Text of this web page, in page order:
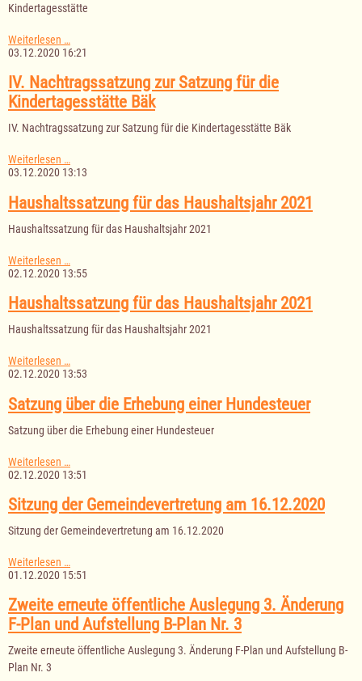
Kindertagesstätte
Weiterlesen …
Nachtragssatzung
Gebührensatzung
der
gemeindlichen
03.12.2020 16:21
IV. Nachtragssatzung zur Satzung für die
Kindertagesstätte Bäk
IV. Nachtragssatzung zur Satzung für die Kindertagesstätte Bäk
Weiterlesen …IV.
Nachtragssatzung
Satzung
für
die
Kindertagesstätte
03.12.2020 13:13
Haushaltssatzung für das Haushaltsjahr 2021
Haushaltssatzung für das Haushaltsjahr 2021
Weiterlesen …
für
Haushaltsjahr
2021
02.12.2020 13:55
Haushaltssatzung für das Haushaltsjahr 2021
Haushaltssatzung für das Haushaltsjahr 2021
Weiterlesen …Haushaltssatzung
für
Haushaltsjahr
2021
02.12.2020 13:53
Satzung über die Erhebung einer Hundesteuer
Satzung über die Erhebung einer Hundesteuer
Weiterlesen …
über
Erhebung
einer
Hundesteuer
02.12.2020 13:51
Sitzung der Gemeindevertretung am 16.12.2020
Sitzung der Gemeindevertretung am 16.12.2020
Weiterlesen …
der
am
16.12.2020
01.12.2020 15:51
Zweite erneute öffentliche Auslegung 3. Änderung
F-Plan und Aufstellung B-Plan Nr. 3
Zweite erneute öffentliche Auslegung 3. Änderung F-Plan und Aufstellung B-
Plan Nr. 3